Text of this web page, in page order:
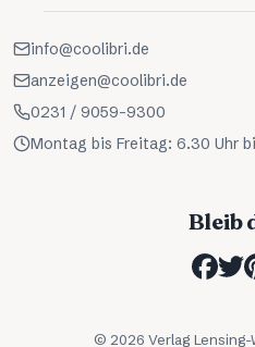
info@coolibri.de
anzeigen@coolibri.de
0231 / 9059-9300
Montag bis Freitag: 6.30 Uhr
Bleib
© 2026 Verlag Lensing-